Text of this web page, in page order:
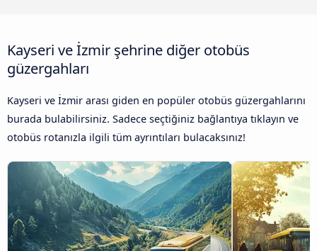
Kayseri ve İzmir şehrine diğer otobüs
güzergahları
Kayseri ve İzmir arası giden en popüler otobüs güzergahlarını
burada bulabilirsiniz. Sadece seçtiğiniz bağlantıya tıklayın ve
otobüs rotanızla ilgili tüm ayrıntıları bulacaksınız!